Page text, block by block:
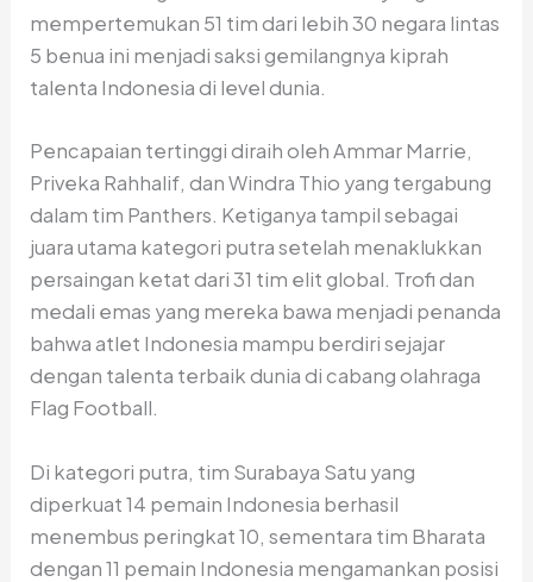
mempertemukan 51 tim dari lebih 30 negara lintas
5 benua ini menjadi saksi gemilangnya kiprah
talenta Indonesia di level dunia.
Pencapaian tertinggi diraih oleh Ammar Marrie,
Priveka Rahhalif, dan Windra Thio yang tergabung
dalam tim Panthers. Ketiganya tampil sebagai
juara utama kategori putra setelah menaklukkan
persaingan ketat dari 31 tim elit global. Trofi dan
medali emas yang mereka bawa menjadi penanda
bahwa atlet Indonesia mampu berdiri sejajar
dengan talenta terbaik dunia di cabang olahraga
Flag Football.
Di kategori putra, tim Surabaya Satu yang
diperkuat 14 pemain Indonesia berhasil
menembus peringkat 10, sementara tim Bharata
dengan 11 pemain Indonesia mengamankan posisi